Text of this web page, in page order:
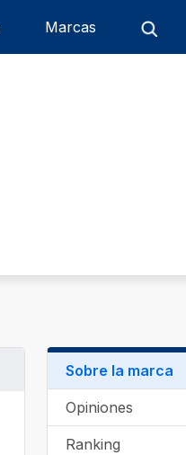
Marcas
Sobre la marca
Opiniones
Ranking